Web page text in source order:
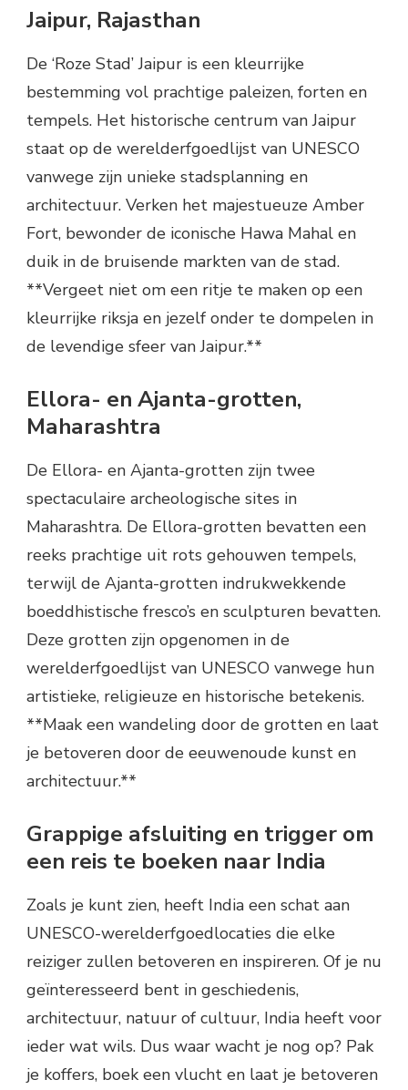
Jaipur, Rajasthan
De ‘Roze Stad’ Jaipur is een kleurrijke
bestemming vol prachtige paleizen, forten en
tempels. Het historische centrum van Jaipur
staat op de werelderfgoedlijst van UNESCO
vanwege zijn unieke stadsplanning en
architectuur. Verken het majestueuze Amber
Fort, bewonder de iconische Hawa Mahal en
duik in de bruisende markten van de stad.
**Vergeet niet om een ritje te maken op een
kleurrijke riksja en jezelf onder te dompelen in
de levendige sfeer van Jaipur.**
Ellora- en Ajanta-grotten,
Maharashtra
De Ellora- en Ajanta-grotten zijn twee
spectaculaire archeologische sites in
Maharashtra. De Ellora-grotten bevatten een
reeks prachtige uit rots gehouwen tempels,
terwijl de Ajanta-grotten indrukwekkende
boeddhistische fresco’s en sculpturen bevatten.
Deze grotten zijn opgenomen in de
werelderfgoedlijst van UNESCO vanwege hun
artistieke, religieuze en historische betekenis.
**Maak een wandeling door de grotten en laat
je betoveren door de eeuwenoude kunst en
architectuur.**
Grappige afsluiting en trigger om
een reis te boeken naar India
Zoals je kunt zien, heeft India een schat aan
UNESCO-werelderfgoedlocaties die elke
reiziger zullen betoveren en inspireren. Of je nu
geïnteresseerd bent in geschiedenis,
architectuur, natuur of cultuur, India heeft voor
ieder wat wils. Dus waar wacht je nog op? Pak
je koffers, boek een vlucht en laat je betoveren